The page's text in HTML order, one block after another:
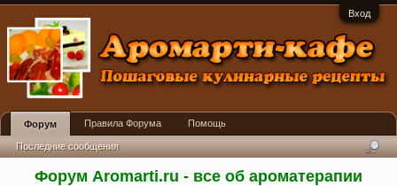
Вход
Форум Aromarti.ru - все об ароматерапии
Форум
Последние сообщения
Правила Форума Помощь